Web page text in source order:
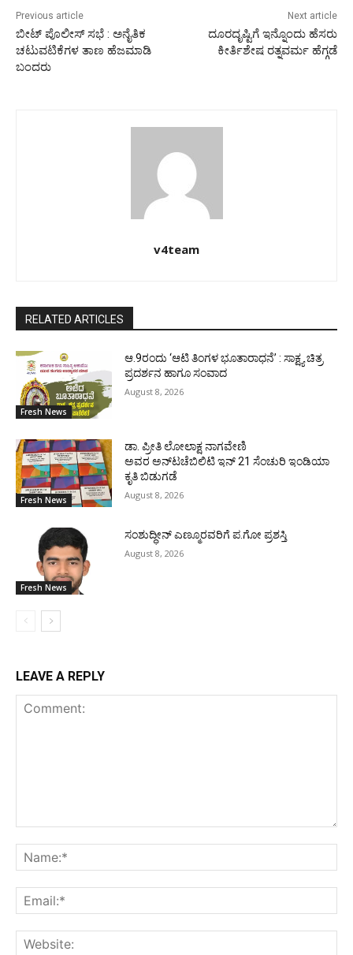
Previous article
ಬೀಟ್ ಪೊಲೀಸ್ ಸಭೆ : ಅನೈತಿಕ
ಚಟುವಟಿಕೆಗಳ ತಾಣ ಹೆಜಮಾಡಿ
ಬಂದರು
Next article
ದೂರದೃಷ್ಟಿಗೆ ಇನ್ನೊಂದು ಹೆಸರು
ಕೀರ್ತಿಶೇಷ ರತ್ನವರ್ಮ ಹೆಗ್ಗಡೆ
v4team
RELATED ARTICLES
Fresh News
ಆ.9ರಂದು ‘ಆಟಿ ತಿಂಗಳ ಭೂತಾರಾಧನೆ’ : ಸಾಕ್ಷ್ಯ ಚಿತ್ರ
ಪ್ರದರ್ಶನ ಹಾಗೂ ಸಂವಾದ
August 8, 2026
Fresh News
ಡಾ. ಪ್ರೀತಿ ಲೋಲಾಕ್ಷ ನಾಗವೇಣಿ
ಅವರ ಅನ್‌ಟಚೆಬಿಲಿಟಿ ಇನ್ 21 ಸೆಂಚುರಿ ಇಂಡಿಯಾ
ಕೃತಿ ಬಿಡುಗಡೆ
August 8, 2026
Fresh News
ಸಂಶುದ್ಧೀನ್ ಎಣ್ಮೂರವರಿಗೆ ಪ.ಗೋ ಪ್ರಶಸ್ತಿ
August 8, 2026
LEAVE A REPLY